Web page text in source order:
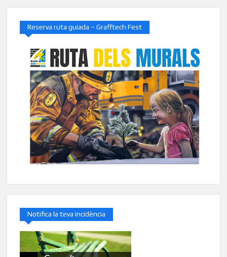
Reserva ruta guiada – Grafftech Fest
Notifica la teva incidència